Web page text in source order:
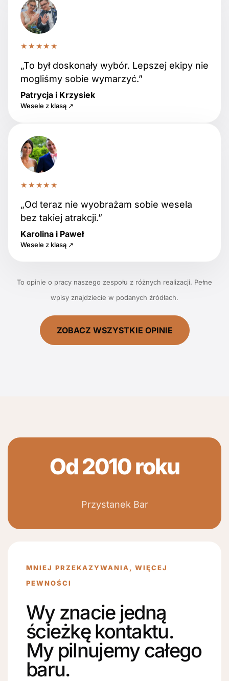
★★★★★
„To był doskonały wybór. Lepszej ekipy nie
mogliśmy sobie wymarzyć.”
Patrycja i Krzysiek
Wesele z klasą ↗
★★★★★
„Od teraz nie wyobrażam sobie wesela
bez takiej atrakcji.”
Karolina i Paweł
Wesele z klasą ↗
To opinie o pracy naszego zespołu z różnych realizacji. Pełne
wpisy znajdziecie w podanych źródłach.
ZOBACZ WSZYSTKIE OPINIE
Od 2010 roku
Przystanek Bar
MNIEJ PRZEKAZYWANIA, WIĘCEJ
PEWNOŚCI
Wy znacie jedną
ścieżkę kontaktu.
My pilnujemy całego
baru.